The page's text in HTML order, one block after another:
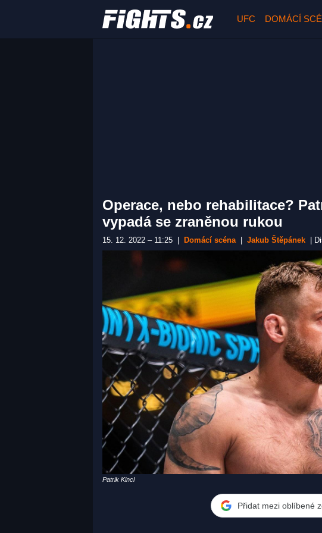
UFC DOMÁCÍ
Operace, nebo rehabilitace?
vypadá se zraněnou rukou
15. 12. 2022 – 11:25 Domácí scéna Jakub Štěpánek
Patrik Kincl
Přidat mezi oblíbené